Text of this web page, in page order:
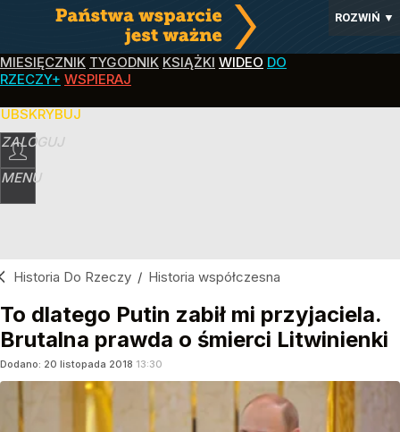
ROZWIŃ ▼
MIESIĘCZNIK TYGODNIK KSIĄŻKI WIDEO DO
RZECZY+ WSPIERAJ
ZALOGUJ
MENU
Historia Do Rzeczy / Historia współczesna
To dlatego Putin zabił mi przyjaciela.
Brutalna prawda o śmierci Litwinienki
Dodano: 20 listopada 2018 13:30